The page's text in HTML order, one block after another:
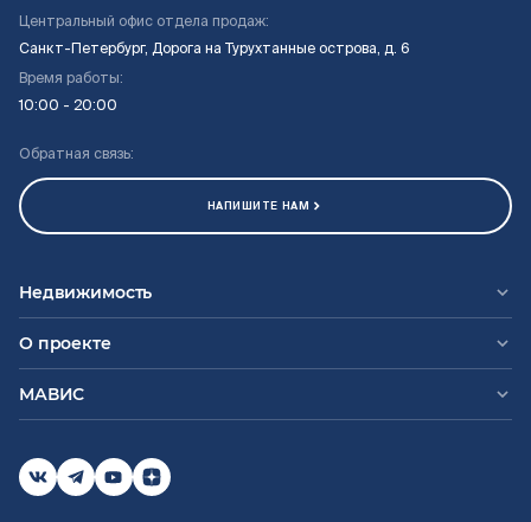
Центральный офис отдела продаж:
Санкт-Петербург, Дорога на Турухтанные острова, д. 6
Время работы:
10:00 - 20:00
Обратная связь:
НАПИШИТЕ НАМ
Недвижимость
О проекте
МАВИС